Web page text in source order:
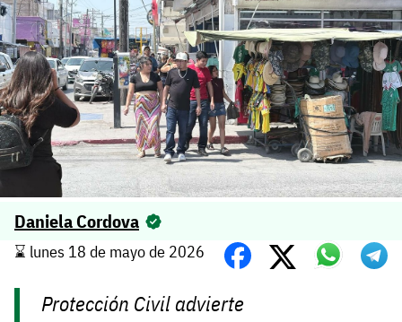
Daniela Cordova
⌛️ lunes 18 de mayo de 2026
Protección Civil advierte